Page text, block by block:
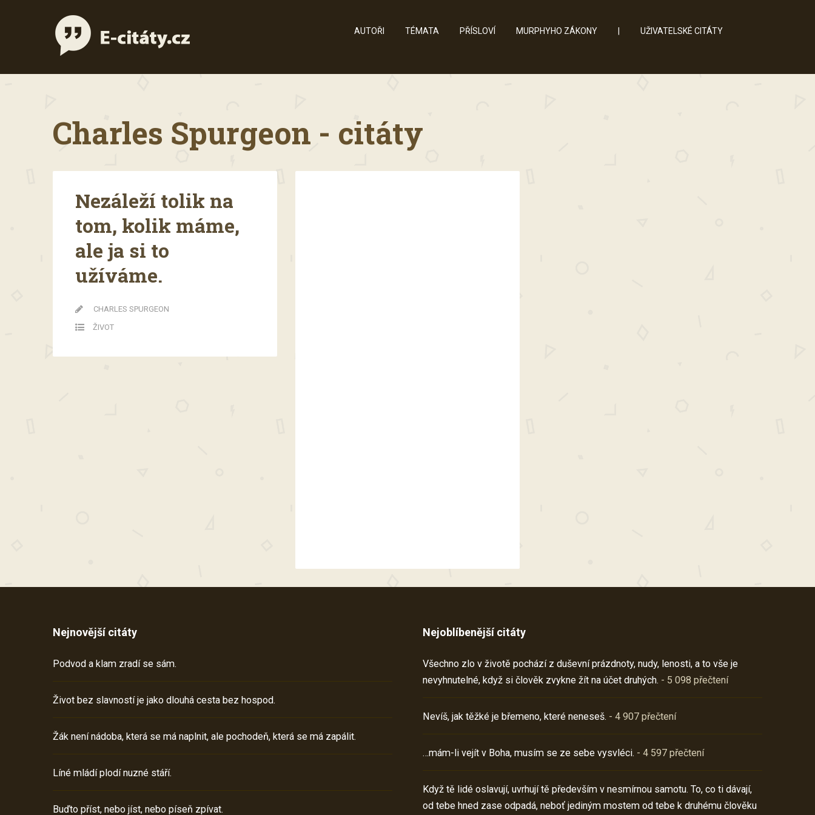
AUTOŘI TÉMATA PŘÍSLOVÍ MURPHYHO ZÁKONY UŽIVATELSKÉ CITÁTY
Charles Spurgeon - citáty
Nezáleží tolik na
tom, kolik máme,
ale ja si to
užíváme.
CHARLES SPURGEON
ŽIVOT
Nejnovější citáty
Podvod a klam zradí se sám.
Život bez slavností je jako dlouhá cesta bez hospod.
Žák není nádoba, která se má naplnit, ale pochodeň, která se má zapálit.
Líné mládí plodí nuzné stáří.
Buďto příst, nebo jíst, nebo píseň zpívat.
Nejoblíbenější citáty
Všechno zlo v životě pochází z duševní prázdnoty, nudy, lenosti, a to vše je
nevyhnutelné, když si člověk zvykne žít na účet druhých. - 5 098 přečtení
Nevíš, jak těžké je břemeno, které neneseš. - 4 907 přečtení
…mám-li vejít v Boha, musím se ze sebe vysvléci. - 4 597 přečtení
Když tě lidé oslavují, uvrhují tě především v nesmírnou samotu. To, co ti dávají,
od tebe hned zase odpadá, neboť jediným mostem od tebe k druhému člověku